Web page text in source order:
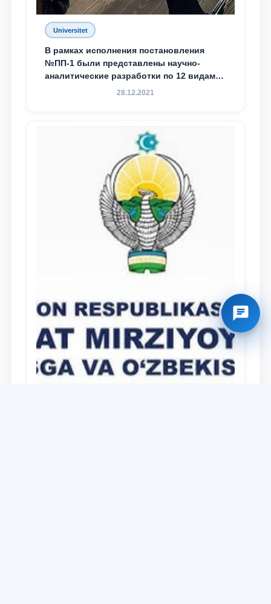
Universitet
В рамках исполнения постановления
№ПП-1 были представлены научно-
аналитические разработки по 12 видам
28.12.2021